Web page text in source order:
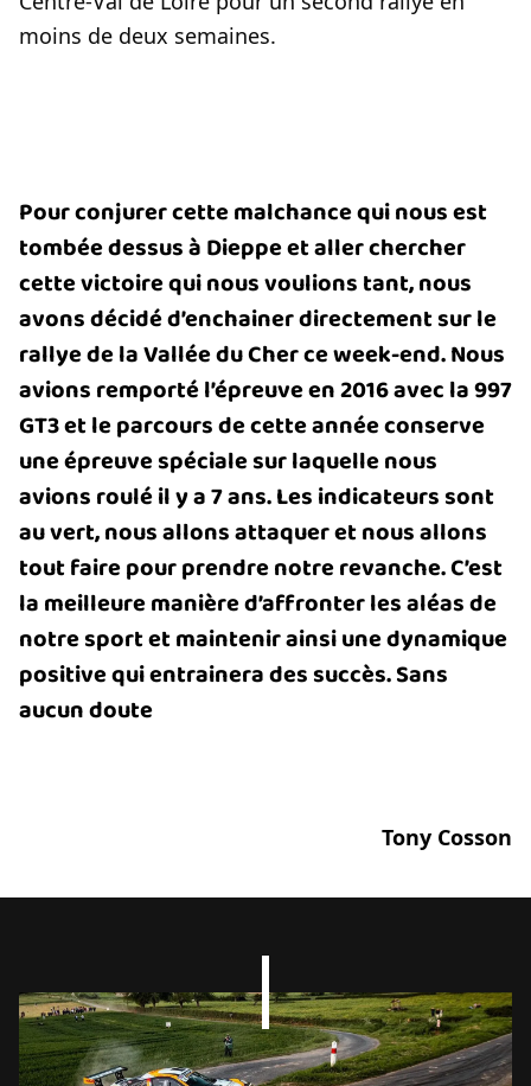
moins de deux semaines.
Pour conjurer cette malchance qui nous est
tombée dessus à Dieppe et aller chercher
cette victoire qui nous voulions tant, nous
avons décidé d’enchainer directement sur le
rallye de la Vallée du Cher ce week-end. Nous
avions remporté l’épreuve en 2016 avec la 997
GT3 et le parcours de cette année conserve
une épreuve spéciale sur laquelle nous
avions roulé il y a 7 ans. Les indicateurs sont
au vert, nous allons attaquer et nous allons
tout faire pour prendre notre revanche. C’est
la meilleure manière d’affronter les aléas de
notre sport et maintenir ainsi une dynamique
positive qui entrainera des succès. Sans
aucun doute
Tony Cosson